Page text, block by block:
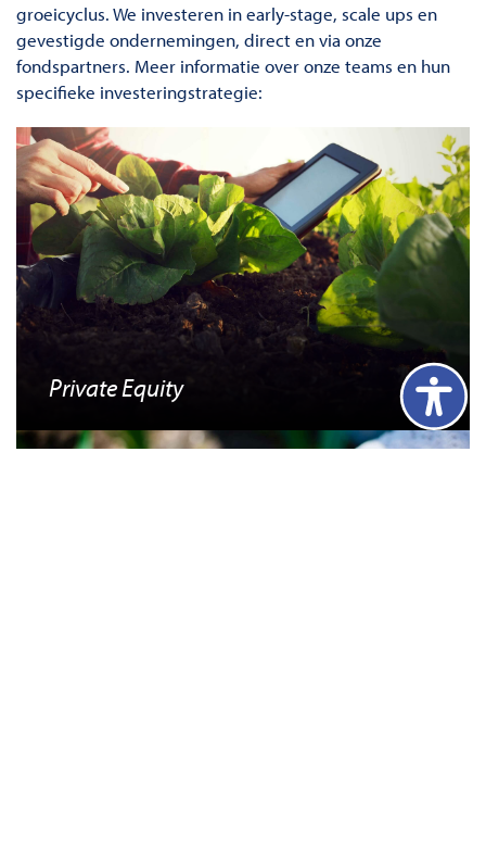
groeicyclus. We investeren in early-stage, scale ups en
gevestigde ondernemingen, direct en via onze
fondspartners. Meer informatie over onze teams en hun
specifieke investeringstrategie:
Private Equity